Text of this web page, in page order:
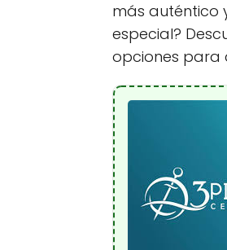
más auténtico
especial?
opciones para